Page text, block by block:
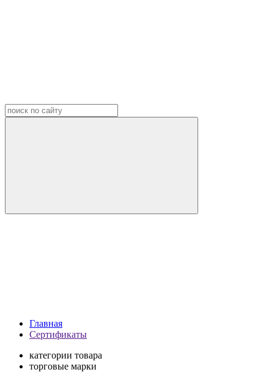
Главная
Сертификаты
категории товара
торговые марки